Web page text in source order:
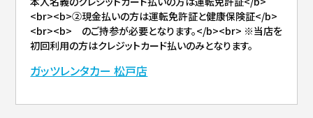
<br><b>②現金払いの方は運転免許証と健康保険証</b>
<br><b> のご持参が必要となります。</b><br> ※当店を
初回利用の方はクレジットカード払いのみとなります。
ガッツレンタカー 松戸店